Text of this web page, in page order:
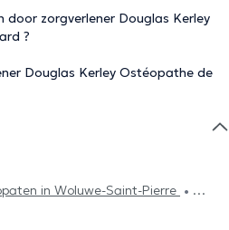
door zorgverlener Douglas Kerley
?
Douglas Kerley Ostéopathe de
in Woluwe-Saint-Pierre